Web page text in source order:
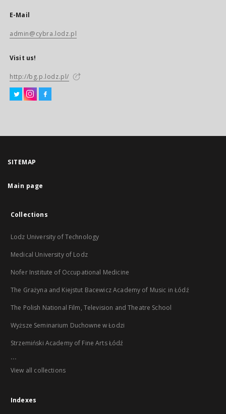
E-Mail
admin@cybra.lodz.pl
Visit us!
http://bg.p.lodz.pl/
SITEMAP
Main page
Collections
Lodz University of Technology
Medical University of Lodz
Nofer Institute of Occupational Medicine
The Grażyna and Kiejstut Bacewicz Academy of Music in Łódź
The Polish National Film, Television and Theatre School
Wyższe Seminarium Duchowne w Łodzi
Strzemiński Academy of Fine Arts Łódź
...
View all collections
Indexes